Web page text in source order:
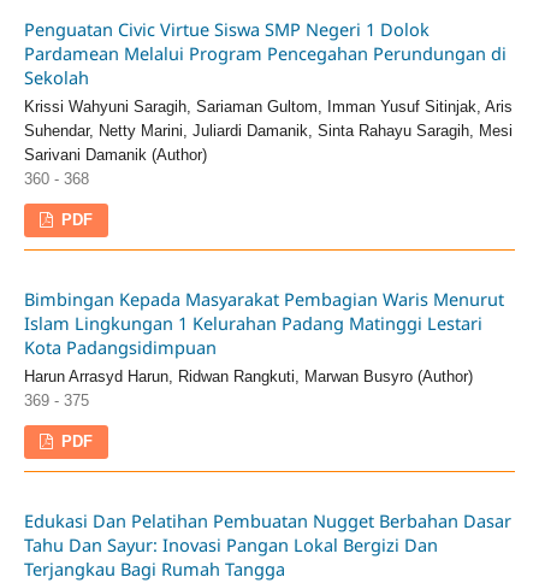
Penguatan Civic Virtue Siswa SMP Negeri 1 Dolok
Pardamean Melalui Program Pencegahan Perundungan di
Sekolah
Krissi Wahyuni Saragih, Sariaman Gultom, Imman Yusuf Sitinjak, Aris
Suhendar, Netty Marini, Juliardi Damanik, Sinta Rahayu Saragih, Mesi
Sarivani Damanik (Author)
360 - 368
PDF
Bimbingan Kepada Masyarakat Pembagian Waris Menurut
Islam Lingkungan 1 Kelurahan Padang Matinggi Lestari
Kota Padangsidimpuan
Harun Arrasyd Harun, Ridwan Rangkuti, Marwan Busyro (Author)
369 - 375
PDF
Edukasi Dan Pelatihan Pembuatan Nugget Berbahan Dasar
Tahu Dan Sayur: Inovasi Pangan Lokal Bergizi Dan
Terjangkau Bagi Rumah Tangga